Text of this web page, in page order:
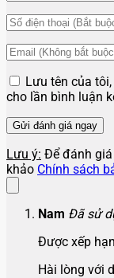
Lưu tên của
cho lần bình luận
Lưu ý: Để đánh
khảo Chính sách
Nam Đã sử
Được xếp
Hài lòng với